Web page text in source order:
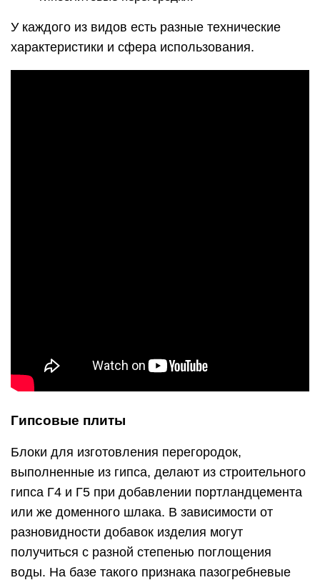
У каждого из видов есть разные технические
характеристики и сфера использования.
Гипсовые плиты
Блоки для изготовления перегородок,
выполненные из гипса, делают из строительного
гипса Г4 и Г5 при добавлении портландцемента
или же доменного шлака. В зависимости от
разновидности добавок изделия могут
получиться с разной степенью поглощения
воды. На базе такого признака пазогребневые